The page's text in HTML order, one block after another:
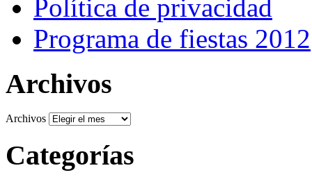
Política de privacidad
Programa de fiestas 2012
Archivos
Archivos
Categorías